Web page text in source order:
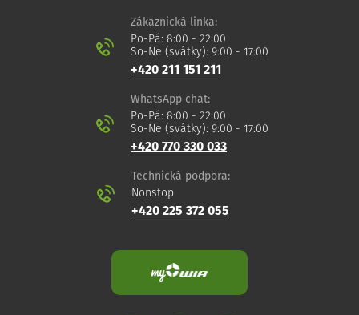
Zákaznická linka:
Po-Pá: 8:00 - 22:00
So-Ne (svátky): 9:00 - 17:00
+420 211 151 211
WhatsApp chat:
Po-Pá: 8:00 - 22:00
So-Ne (svátky): 9:00 - 17:00
+420 770 330 033
Technická podpora:
Nonstop
+420 225 372 055